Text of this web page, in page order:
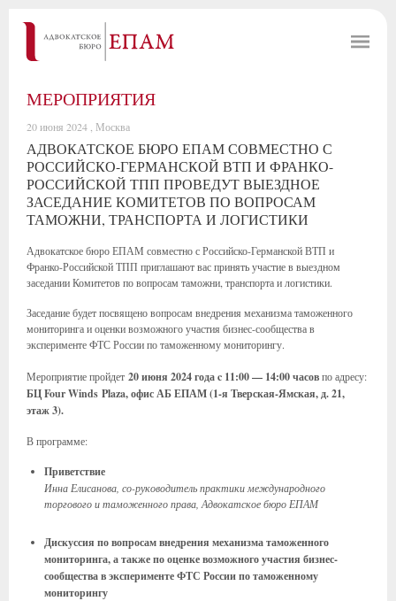
МЕРОПРИЯТИЯ
20 июня 2024 , Москва
АДВОКАТСКОЕ БЮРО ЕПАМ СОВМЕСТНО С
РОССИЙСКО-ГЕРМАНСКОЙ ВТП И ФРАНКО-
РОССИЙСКОЙ ТПП ПРОВЕДУТ ВЫЕЗДНОЕ
ЗАСЕДАНИЕ КОМИТЕТОВ ПО ВОПРОСАМ
ТАМОЖНИ, ТРАНСПОРТА И ЛОГИСТИКИ
Адвокатское бюро ЕПАМ совместно с Российско-Германской ВТП и
Франко-Российской ТПП приглашают вас принять участие в выездном
заседании Комитетов по вопросам таможни, транспорта и логистики.
Заседание будет посвящено вопросам внедрения механизма таможенного
мониторинга и оценки возможного участия бизнес-сообщества в
эксперименте ФТС России по таможенному мониторингу.
Мероприятие пройдет 20 июня 2024 года c 11:00 — 14:00 часовпо адресу:
БЦ Four Winds Plaza, офис АБ ЕПАМ (1-я Тверская-Ямская, д. 21,
этаж 3).
В программе:
Приветствие
Инна Елисанова, со-руководитель практики международного
торгового и таможенного права, Адвокатское бюро ЕПАМ
Дискуссия по вопросам внедрения механизма таможенного
мониторинга, а также по оценке возможного участия бизнес-
сообщества в эксперименте ФТС России по таможенному
мониторингу